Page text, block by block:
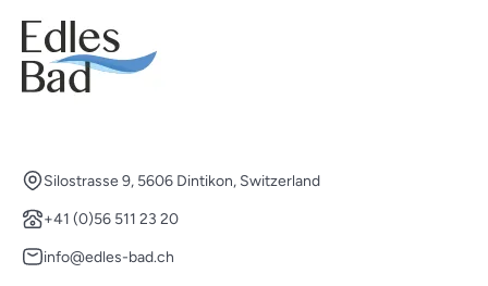
Silostrasse 9, 5606 Dintikon, Switzerland
+41 (0)56 511 23 20
info@edles-bad.ch